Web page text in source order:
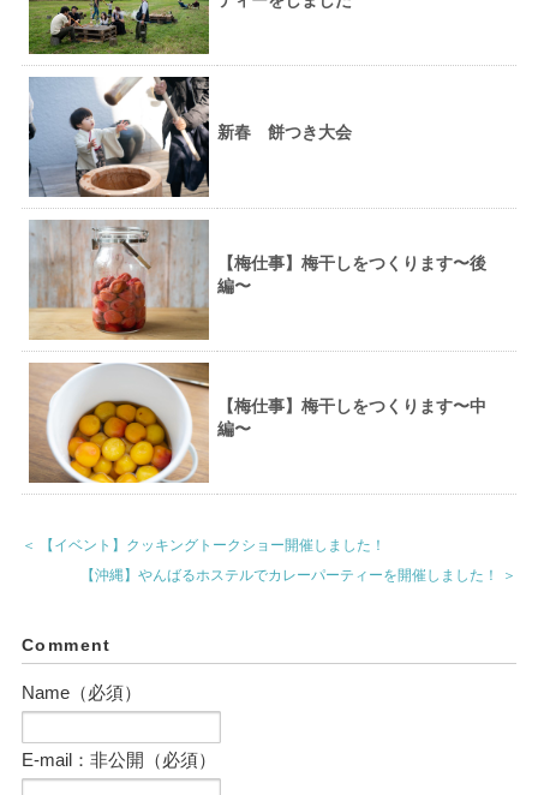
新春 餅つき大会
【梅仕事】梅干しをつくります〜後
編〜
【梅仕事】梅干しをつくります〜中
編〜
＜ 【イベント】クッキングトークショー開催しました！
【沖縄】やんばるホステルでカレーパーティーを開催しました！ ＞
Comment
Name（必須）
E-mail：非公開（必須）